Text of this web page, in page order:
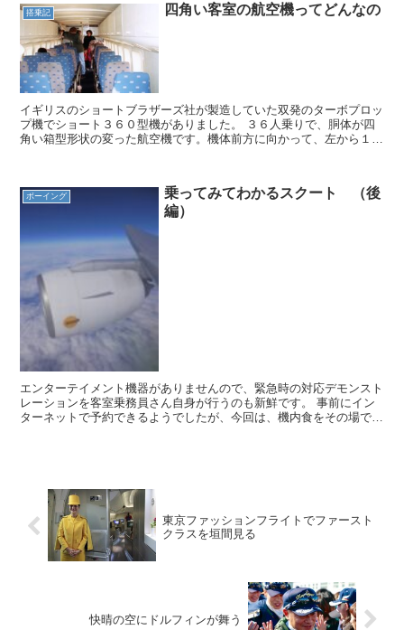
搭乗記 四角い客室の航空機ってどんなの
イギリスのショートブラザーズ社が製造していた双発のターボプロッ
プ機でショート３６０型機がありました。 ３６人乗りで、胴体が四
角い箱型形状の変った航空機です。機体前方に向かって、左から１－
ボーイング
乗ってみてわかるスクート （後
編）
エンターテイメント機器がありませんので、緊急時の対応デモンスト
レーションを客室乗務員さん自身が行うのも新鮮です。 事前にイン
ターネットで予約できるようでしたが、今回は、機内食をその場で買
東京ファッションフライトでファースト
クラスを垣間見る
快晴の空にドルフィンが舞う